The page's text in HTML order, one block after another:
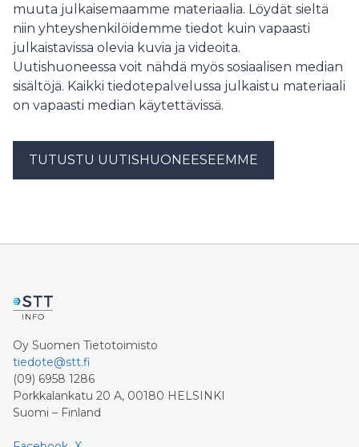
muuta julkaisemaamme materiaalia. Löydät sieltä
niin yhteyshenkilöidemme tiedot kuin vapaasti
julkaistavissa olevia kuvia ja videoita.
Uutishuoneessa voit nähdä myös sosiaalisen median
sisältöjä. Kaikki tiedotepalvelussa julkaistu materiaali
on vapaasti median käytettävissä.
TUTUSTU UUTISHUONEESEEMME
Oy Suomen Tietotoimisto
tiedote@stt.fi
(09) 6958 1286
Porkkalankatu 20 A, 00180 HELSINKI
Suomi – Finland